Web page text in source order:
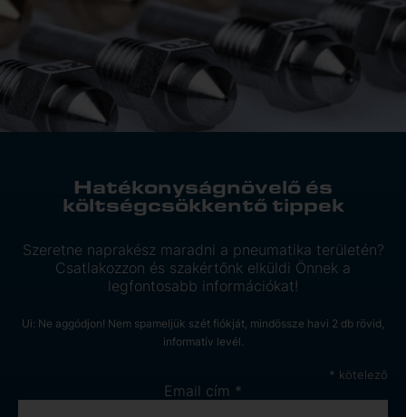
Hatékonyságnövelő és
költségcsökkentő tippek
Szeretne naprakész maradni a pneumatika területén?
Csatlakozzon és szakértőnk elküldi Önnek a
legfontosabb információkat!
Ui: Ne aggódjon! Nem spameljük szét fiókját, mindössze havi 2 db rövid,
informatív levél.
* kötelező
Email cím *